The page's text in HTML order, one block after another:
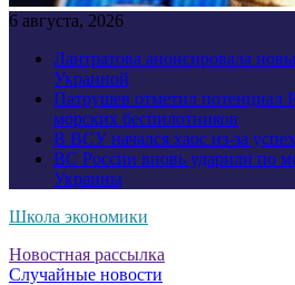
6 августа, 2026
Лантратова анонсировала
Украиной
Патрушев отметил потенциал
морских беспилотников
В ВСУ начался хаос из-за
ВС России вновь ударили по
Украины
Школа экономики
Новостная рассылка
Случайные новости